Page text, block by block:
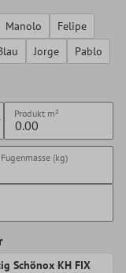
Manolo
Felipe
Jorge
Pablo
Produkt m²
(kg)
Schönox KH FIX